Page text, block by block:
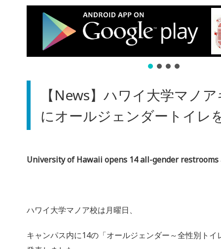
【News】ハワイ大学マノ
にオールジェンダートイレ
University of Hawaii opens 14 all-gender restrooms
ハワイ大学マノア校は月曜日、
キャンパス内に14の「オールジェンダー～全性別トイ